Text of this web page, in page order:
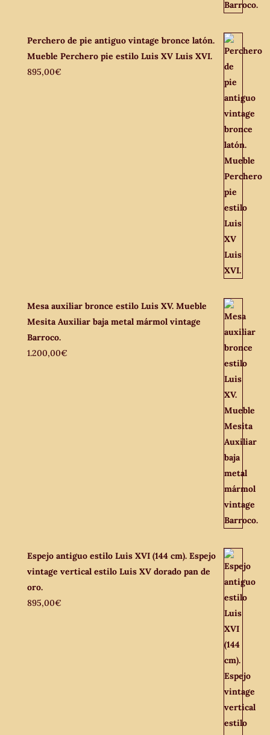
Perchero de pie antiguo vintage bronce latón.
Mueble Perchero pie estilo Luis XV Luis XVI.
895,00€
Mesa auxiliar bronce estilo Luis XV. Mueble
Mesita Auxiliar baja metal mármol vintage
Barroco.
1.200,00€
Espejo antiguo estilo Luis XVI (144 cm). Espejo
vintage vertical estilo Luis XV dorado pan de
oro.
895,00€